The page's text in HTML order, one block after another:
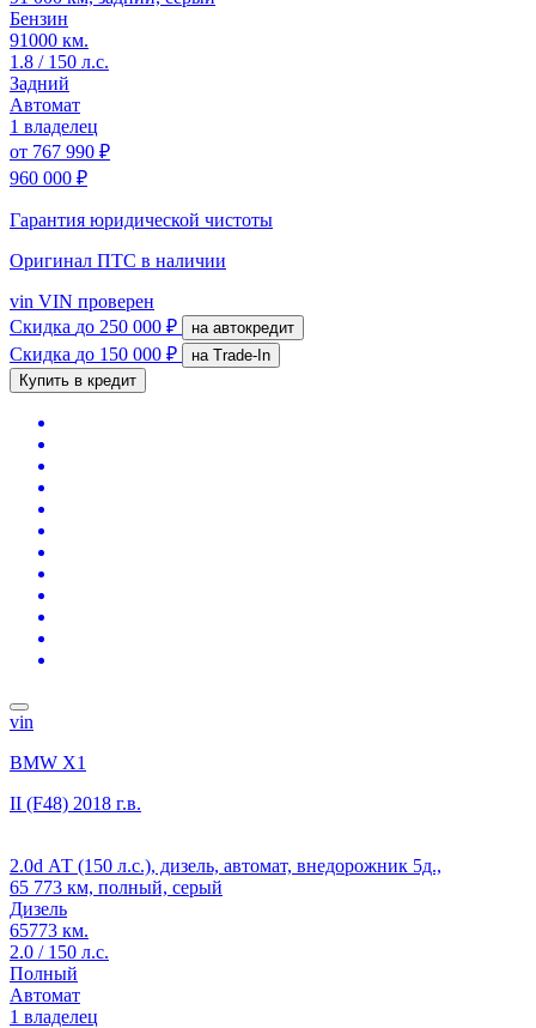
Бензин
91000 км.
1.8 / 150 л.с.
Задний
Автомат
1 владелец
от 767 990 ₽
960 000 ₽
Гарантия юридической чистоты
Оригинал ПТС в наличии
vin VIN проверен
Скидка до 250 000 ₽ на автокредит
Скидка до 150 000 ₽
на Trade-In
Купить в кредит
vin
BMW X1
II (F48) 2018 г.в.
2.0d АТ (150 л.с.), дизель, автомат, внедорожник 5д.,
65 773 км, полный, серый
Дизель
65773 км.
2.0 / 150 л.с.
Полный
Автомат
1 владелец